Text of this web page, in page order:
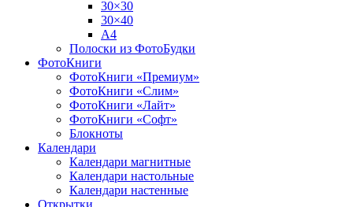
30×30
30×40
A4
Полоски из ФотоБудки
ФотоКниги
ФотоКниги «Премиум»
ФотоКниги «Слим»
ФотоКниги «Лайт»
ФотоКниги «Софт»
Блокноты
Календари
Календари магнитные
Календари настольные
Календари настенные
Открытки